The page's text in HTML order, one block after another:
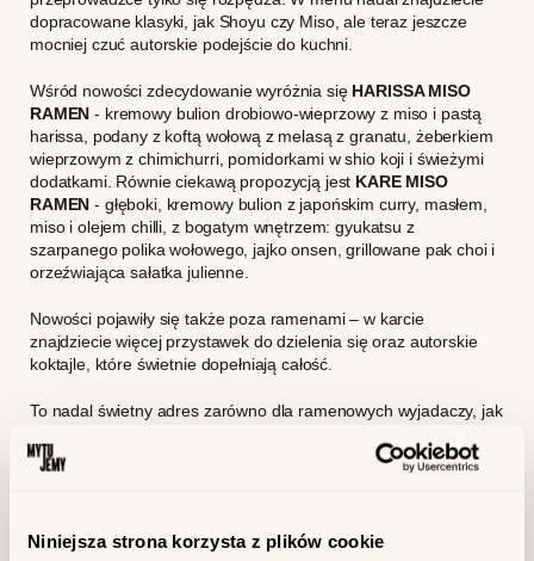
Niniejsza strona korzysta z plików cookie
dopracowane klasyki, jak Shoyu czy Miso, ale teraz jeszcze
mocniej czuć autorskie podejście do kuchni.
Wśród nowości zdecydowanie wyróżnia się HARISSA MISO
RAMEN - kremowy bulion drobiowo-wieprzowy z miso i pastą
harissa, podany z koftą wołową z melasą z granatu, żeberkiem
wieprzowym z chimichurri, pomidorkami w shio koji i świeżymi
dodatkami. Równie ciekawą propozycją jest KARE MISO
RAMEN - głęboki, kremowy bulion z japońskim curry, masłem,
miso i olejem chilli, z bogatym wnętrzem: gyukatsu z
szarpanego polika wołowego, jajko onsen, grillowane pak choi i
orzeźwiająca sałatka julienne.
Nowości pojawiły się także poza ramenami – w karcie
znajdziecie więcej przystawek do dzielenia się oraz autorskie
koktajle, które świetnie dopełniają całość.
To nadal świetny adres zarówno dla ramenowych wyjadaczy, jak
Nowa lokalizacja przy Wronieckiej 5 to kolejny krok w rozwoju